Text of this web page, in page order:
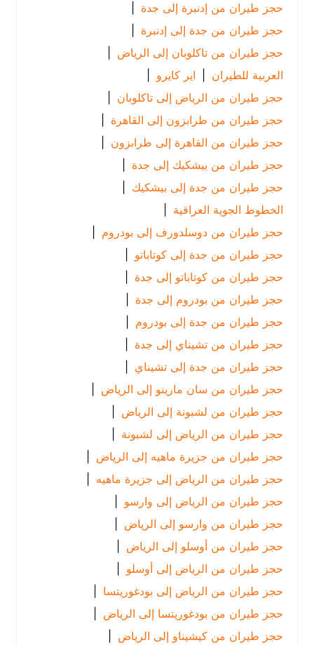
حجز طيران من إدنبرة إلى جدة
حجز طيران من جدة إلى إدنبرة |
حجز طيران من تاكلوبان إلى الرياض
|
العربية للطيران | اير كايرو
|
حجز طيران من الرياض إلى تاكلوبان |
حجز طيران من طرابزون إلى القاهرة |
حجز طيران من القاهرة إلى طرابزون |
حجز طيران من بيشكيك إلى جدة
حجز طيران من جدة إلى بيشكيك |
الخطوط الجوية العراقية
حجز طيران من دوسلدورف إلى بودروم |
حجز طيران من جدة إلى كوتاباتو |
حجز طيران من كوتاباتو إلى جدة
حجز طيران من بودروم إلى جدة
حجز طيران من جدة إلى بودروم |
حجز طيران من تشيناي إلى جدة
حجز طيران من جدة إلى تشيناي |
حجز طيران من سان مارينو إلى الرياض
|
حجز طيران من لشبونة إلى الرياض
|
حجز طيران من الرياض إلى لشبونة |
حجز طيران من جزيرة ماهيه إلى الرياض
|
حجز طيران من الرياض إلى جزيرة ماهيه |
حجز طيران من الرياض إلى وارسو
|
حجز طيران من وارسو إلى الرياض
|
حجز طيران من أوسلو إلى الرياض
|
حجز طيران من الرياض إلى أوسلو
|
حجز طيران من الرياض إلى بودغوريتسا
|
حجز طيران من بودغوريتسا إلى الرياض
|
حجز طيران من كيشيناو إلى الرياض
|